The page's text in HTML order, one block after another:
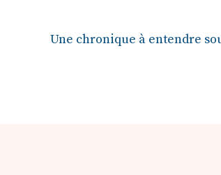
Une chronique à entendre